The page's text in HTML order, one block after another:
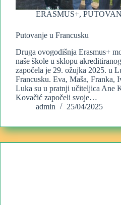
ERASMUS+,
Putovanje u Francusku
Druga ovogodišnja Erasmus+
naše škole u sklopu
započela je 29. ožujka 2025. u
Francusku. Eva, Maša, Franka,
Luka su u pratnji učiteljica Ane
Kovačić započeli svoje…
admin
25/04/2025